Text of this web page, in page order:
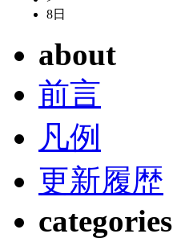
8日
about
前言
凡例
更新履歴
categories